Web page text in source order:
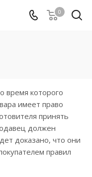
0
время которого
имеет право
принять
должен
доказано, что они
правил